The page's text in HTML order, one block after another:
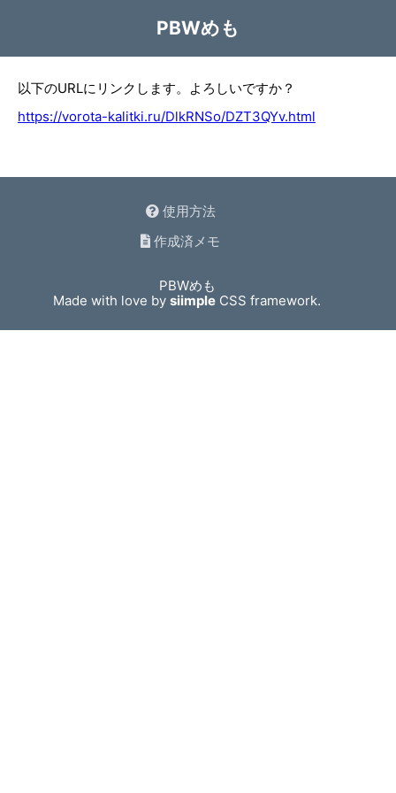
PBWめも
以下のURLにリンクします。よろしいですか？
https://vorota-kalitki.ru/DlkRNSo/DZT3QYv.html
使用方法
作成済メモ
PBWめも
Made with love bysiimple CSS framework.